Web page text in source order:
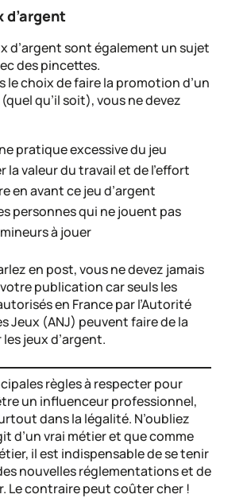
d’argent
d’argent sont également un sujet
des pincettes.
le choix de faire la promotion d’un
qu’il soit), vous ne devez
pratique excessive du jeu
la valeur du travail et de l’effort
en avant ce jeu d’argent
personnes qui ne jouent pas
à jouer
en post, vous ne devez jamais
publication car seuls les
en France par l’Autorité
Jeux (ANJ) peuvent faire de la
jeux d’argent.
règles à respecter pour
un influenceur professionnel,
dans la légalité. N’oubliez
d’un vrai métier et que comme
il est indispensable de se tenir
nouvelles réglementations et de
Le contraire peut coûter cher !